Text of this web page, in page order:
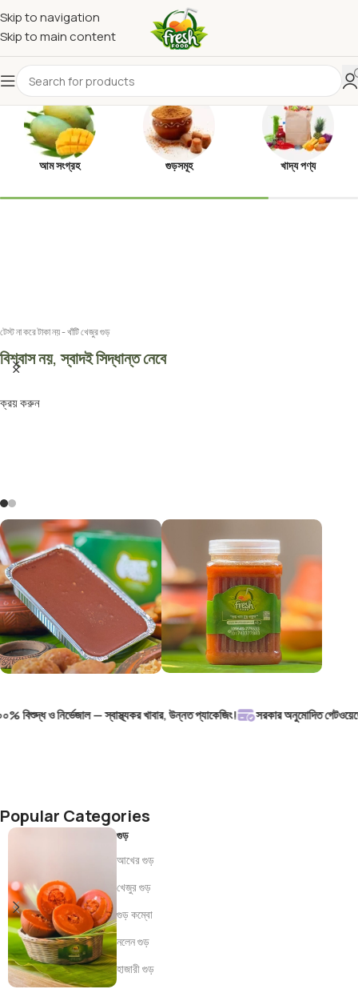
Skip to navigation
Skip to main content
আম সংগ্রহ গুড়সমূহ খাদ্য পণ্য
টেস্ট না করে টাকা নয় - খাঁটি খেজুর গুড়
বিশ্বাস নয়, স্বাদই সিদ্ধান্ত নেবে
ক্রয় করুন
বিশুদ্ধ ও নির্ভেজাল — স্বাস্থ্যকর খাবার, উন্নত প্যাকেজিং! সরকার অনুমোদিত গেটওয়েতে
Popular Categories
গুড়
আখের গুড়
খেজুর গুড়
গুড় কম্বো
নলেন গুড়
হাজারী গুড়